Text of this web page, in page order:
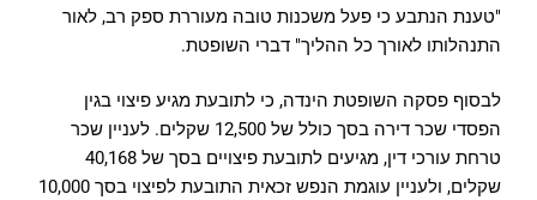
"טענת הנתבע כי פעל משכנות טובה מעוררת ספק רב, לאור
התנהלותו לאורך כל ההליך" דברי השופטת.
לבסוף פסקה השופטת הינדה, כי לתובעת מגיע פיצוי בגין
הפסדי שכר דירה בסך כולל של 12,500 שקלים. לעניין שכר
טרחת עורכי דין, מגיעים לתובעת פיצויים בסך של 40,168
שקלים, ולעניין עוגמת הנפש זכאית התובעת לפיצוי בסך 10,000